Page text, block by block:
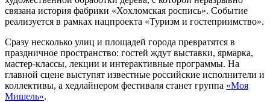
связана история фабрики «Хохломская роспись». Событие
реализуется в рамках нацпроекта «Туризм и гостеприимство».
Сразу несколько улиц и площадей города превратятся в
праздничное пространство: гостей ждут выставки, ярмарка,
мастер-классы, лекции и интерактивные программы. На
главной сцене выступят известные российские исполнители и
коллективы, а хедлайнером фестиваля станет группа «Моя
Мишель».